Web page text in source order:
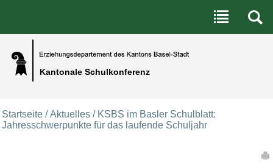
Kantonale Schulkonferenz
Benutzerspezifische Werkzeuge
Direkt zum Inhalt|Direkt zur Navigation
Startseite /Aktuelles / KSBS im Basler Schulblatt:
Jahresschwerpunkte für das laufende Schuljahr